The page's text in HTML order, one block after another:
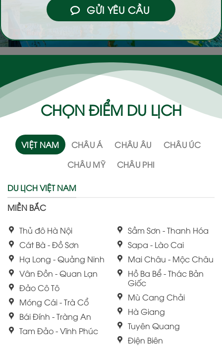
GỬI YÊU CẦU
CHỌN ĐIỂM DU LỊCH
VIỆT NAM CHÂU Á CHÂU ÂU
CHÂU ÚC
CHÂU MỸ
CHÂU PHI
DU LỊCH VIỆT NAM
MIỀN BẮC
Thủ đô Hà Nội
Cát Bà - Đồ Sơn
Hạ Long - Quảng Ninh
Vân Đồn - Quan Lạn
Đảo Cô Tô
Móng Cái - Trà Cổ
Bái Đính - Tràng An
Tam Đảo - Vĩnh Phúc
Sầm Sơn - Thanh Hóa
Sapa - Lào Cai
Mai Châu - Mộc Châu
Hồ Ba Bể - Thác Bản
Giốc
Mù Cang Chải
Hà Giang
Tuyên Quang
Điện Biên